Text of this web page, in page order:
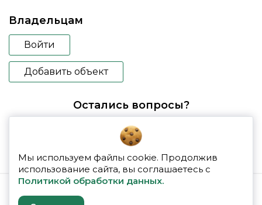
Владельцам
Войти
Добавить объект
Остались вопросы?
booking@glampspace.ru
Мы используем файлы cookie. Продолжив
использование сайта, вы соглашаетесь с
Политикой обработки данных.